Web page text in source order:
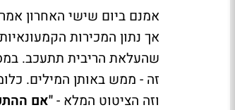
אמנם ביום שישי האחרון
אך נתון המכירות
שהעלאת הריבית תתעכב.
זה - ממש באותן המילים.
וזה הציטוט המלא -"אם